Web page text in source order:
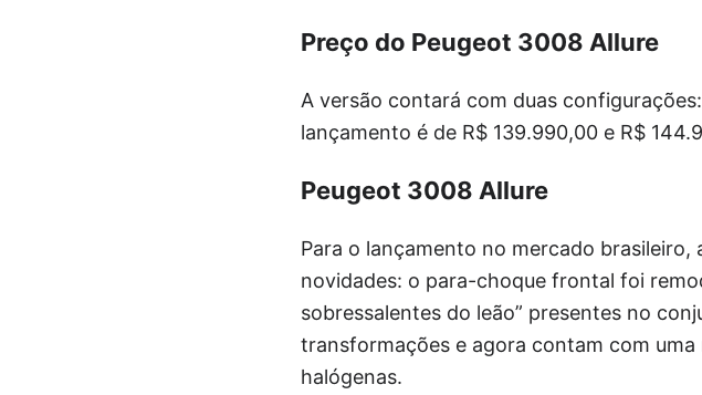
Preço do Peugeot 3008 Allure
A versão contará com duas
lançamento é de R$ 139.990,00 e R$
Peugeot 3008 Allure
Para o lançamento no mercado
novidades: o para-choque frontal foi
sobressalentes do leão” presentes no
transformações e agora contam com
halógenas.